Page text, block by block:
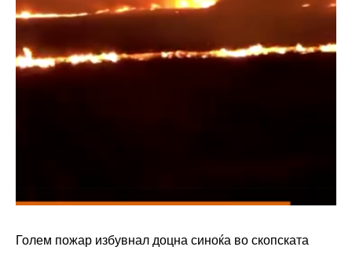
Голем пожар избувнал доцна синоќа во скопската